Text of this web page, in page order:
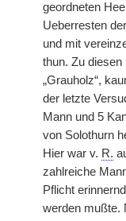
geordneten
Ueberresten
und mit
thun. Zu diesen
„Grauholz“,
der letzte
Mann und 5
von Solothurn
Hier war v. R.
zahlreiche
Pflicht
werden mußte.